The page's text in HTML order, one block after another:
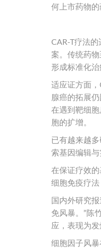
何上市药物
CAR-T疗法
案。传统药
形成标准化
适应证方面
腺癌的拓展
在遇到靶细胞
胞的扩增。
已有越来越
索基因编辑与
在保证疗效
细胞免疫疗法
国内外研究
免风暴。”陈
应，表现为
细胞因子风